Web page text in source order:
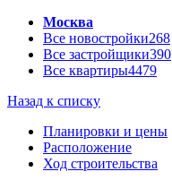
Москва
Все новостройки268
Все застройщики390
Все квартиры4479
Назад к списку
Планировки и цены
Расположение
Ход строительства